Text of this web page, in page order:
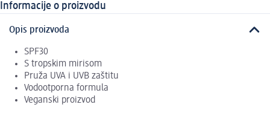
Informacije o proizvodu
Opis proizvoda
SPF30
S tropskim mirisom
Pruža UVA i UVB zaštitu
Vodootporna formula
Veganski proizvod